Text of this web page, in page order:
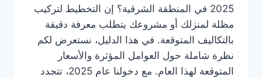
2025 في المنطقة الشرقية؟ إن التخطيط لتركيب
مظلة لمنزلك أو مشروعك يتطلب معرفة دقيقة
بالتكاليف المتوقعة. في هذا الدليل، نستعرض لكم
نظرة شاملة حول العوامل المؤثرة والأسعار
المتوقعة لهذا العام. مع دخولنا عام 2025، تتجدد